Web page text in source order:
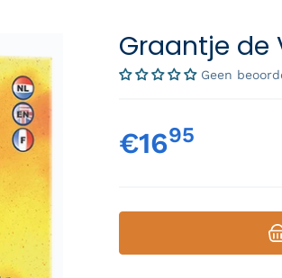
Graantje de
Geen
€16,
95